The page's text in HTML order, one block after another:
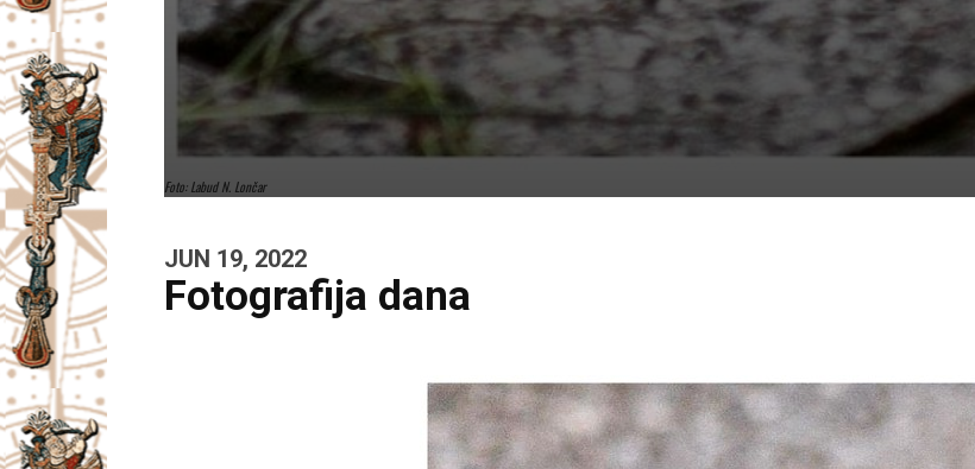
Foto: Labud N. Lončar
JUN 19, 2022
Fotografija dana